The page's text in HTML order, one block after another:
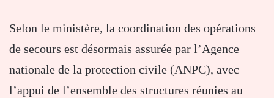
Selon le ministère, la coordination des opérations
de secours est désormais assurée par l’Agence
nationale de la protection civile (ANPC), avec
l’appui de l’ensemble des structures réunies au